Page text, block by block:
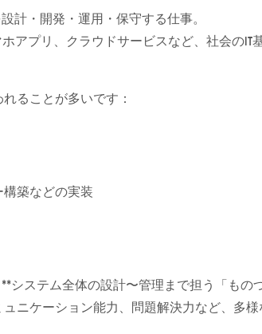
計・開発・運用・保守する仕事。
アプリ、クラウドサービスなど、社会のIT
ることが多いです：
築などの実装
システム全体の設計〜管理まで担う「もの
ニケーション能力、問題解決力など、多様